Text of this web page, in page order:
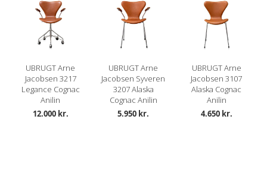
UBRUGT Arne
Jacobsen 3217
Legance Cognac
Anilin
12.000 kr.
UBRUGT Arne
Jacobsen Syveren
3207 Alaska
Cognac Anilin
5.950 kr.
UBRUGT Arne
Jacobsen 3107
Alaska Cognac
Anilin
4.650 kr.